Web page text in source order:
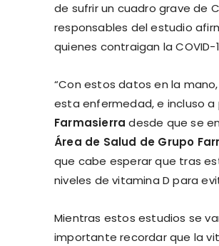
de sufrir un cuadro grave de
responsables del estudio
quienes contraigan la COVID-
“Con estos datos en la
esta enfermedad, e incluso
Farmasierradesde que se
Área de Salud de Grupo
que cabe esperar que tras
niveles de vitamina D para
Mientras estos estudios se
importante recordar que la